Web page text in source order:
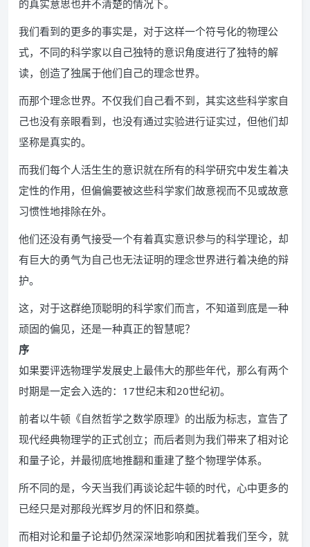
的真实意思也并不清楚的情况下。
我们看到的更多的事实是，对于这样一个符号化的物理公
式，不同的科学家以自己独特的意识角度进行了独特的解
读，创造了独属于他们自己的理念世界。
而那个理念世界。不仅我们自己看不到，其实这些科学家自
己也没有亲眼看到，也没有通过实验进行证实过，但他们却
坚称是真实的。
而我们每个人活生生的意识就在所有的科学研究中发生着决
定性的作用，但偏偏要被这些科学家们故意视而不见或故意
习惯性地排除在外。
他们还没有勇气接受一个有着真实意识参与的科学理论，却
有巨大的勇气为自己也无法证明的理念世界进行着决绝的辩
护。
这，对于这群绝顶聪明的科学家们而言，不知道到底是一种
顽固的偏见，还是一种真正的智慧呢？
序
如果要评选物理学发展史上最伟大的那些年代，那么有两个
时期是一定会入选的：17世纪末和20世纪初。
前者以牛顿《自然哲学之数学原理》的出版为标志，宣告了
现代经典物理学的正式创立；而后者则为我们带来了相对论
和量子论，并最彻底地推翻和重建了整个物理学体系。
所不同的是，今天当我们再谈论起牛顿的时代，心中更多的
已经只是对那段光辉岁月的怀旧和祭奠。
而相对论和量子论却仍然深深地影响和困扰着我们至今，就